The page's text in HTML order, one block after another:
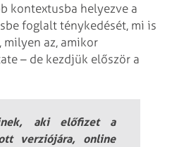
kontextusba helyezve a
foglalt ténykedését, mi is
az, amikor
– de kezdjük először a
aki előfizet a
verziójára, online